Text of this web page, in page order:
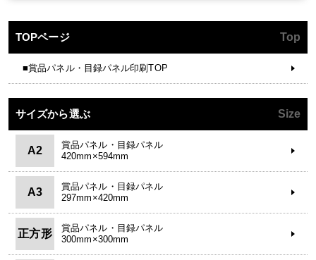
TOPページ Top
■賞品パネル・目録パネル印刷TOP
サイズから選ぶ Size
A2
賞品パネル・目録パネル
420mm×594mm
A3
賞品パネル・目録パネル
297mm×420mm
正方形
賞品パネル・目録パネル
300mm×300mm